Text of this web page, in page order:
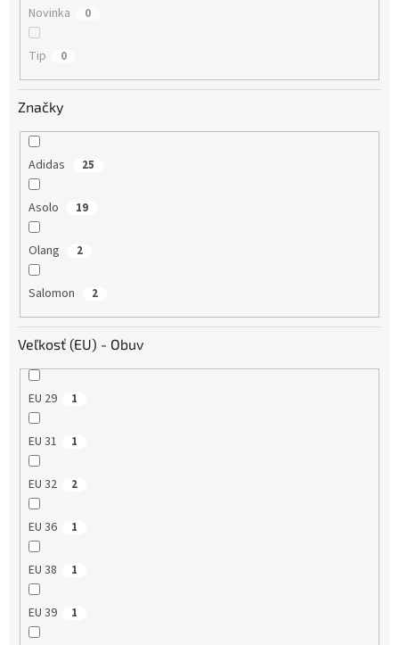
Novinka 0
Tip 0
Značky
Adidas 25
Asolo 19
Olang 2
Salomon 2
Veľkosť (EU) - Obuv
EU 29 1
EU 31 1
EU 32 2
EU 36 1
EU 38 1
EU 39 1